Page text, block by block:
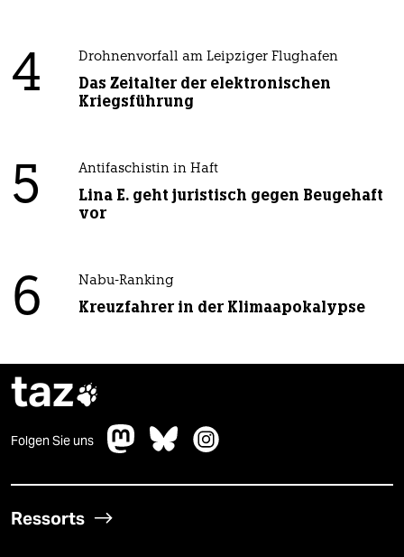
4 Drohnenvorfall am Leipziger Flughafen
Das Zeitalter der elektronischen
Kriegsführung
5 Antifaschistin in Haft
Lina E. geht juristisch gegen Beugehaft
vor
6 Nabu-Ranking
Kreuzfahrer in der Klimaapokalypse
taz
Folgen Sie uns
Ressorts